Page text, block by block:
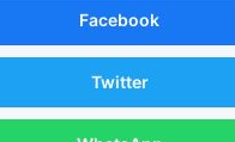
Facebook
Twitter